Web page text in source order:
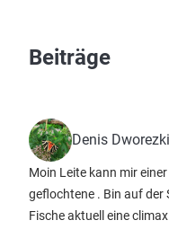
Beiträge
Denis Dworezki
Moin Leite kann mir
geflochtene . Bin auf der
Fische aktuell eine